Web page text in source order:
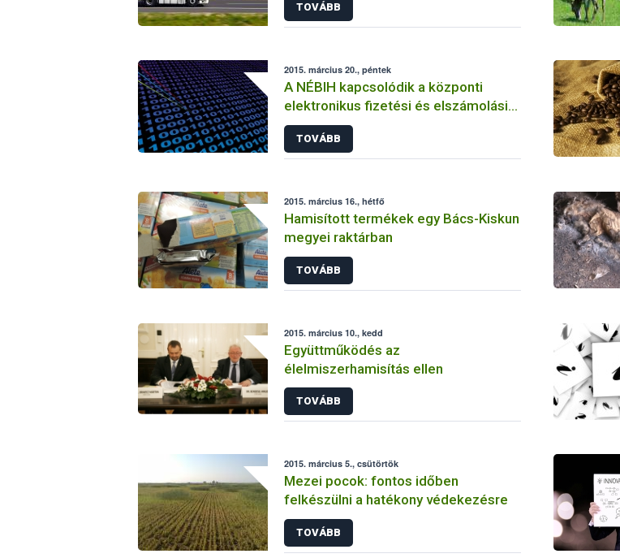
TOVÁBB
2015. március 20., péntek
A NÉBIH kapcsolódik a központi
elektronikus fizetési és elszámolási
rendszerhez
TOVÁBB
2015. március 16., hétfő
Hamisított termékek egy Bács-Kiskun
megyei raktárban
TOVÁBB
2015. március 10., kedd
Együttműködés az
élelmiszerhamisítás ellen
TOVÁBB
2015. március 5., csütörtök
Mezei pocok: fontos időben
felkészülni a hatékony védekezésre
TOVÁBB